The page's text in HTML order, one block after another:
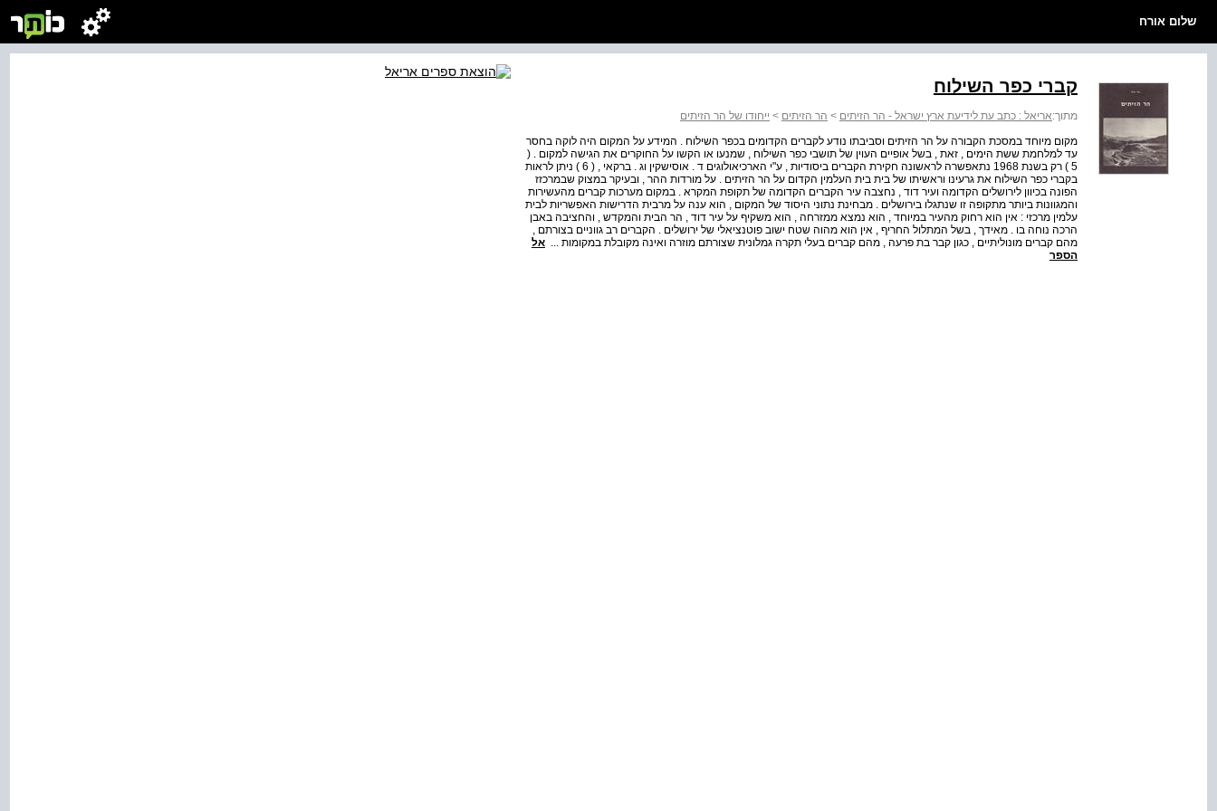
שלום אורח
קברי כפר השילוח
מתוך:אריאל : כתב עת לידיעת ארץ ישראל - הר הזיתים > הר הזיתים > ייחודו של הר הזיתים
מקום מיוחד במסכת הקבורה על הר הזיתים וסביבתו נודע לקברים הקדומים בכפר השילוח . המידע על המקום היה לוקה בחסר
עד למלחמת ששת הימים , זאת , בשל אופיים העוין של תושבי כפר השילוח , שמנעו או הקשו על החוקרים את הגישה למקום . (
5 ) רק בשנת 1968 נתאפשרה לראשונה חקירת הקברים ביסודיות , ע"י הארכיאולוגים ד . אוסישקין וג . ברקאי , ( 6 ) ניתן לראות
בקברי כפר השילוח את גרעינו וראשיתו של בית בית העלמין הקדום על הר הזיתים . על מורדות ההר , ובעיקר במצוק שבמרכזז
הפונה בכיוון לירושלים הקדומה ועיר דוד , נחצבה עיר הקברים הקדומה של תקופת המקרא . במקום מערכות קברים מהעשירות
והמגוונות ביותר מתקופה זו שנתגלו בירושלים . מבחינת נתוני היסוד של המקום , הוא ענה על מרבית הדרישות האפשריות לבית
עלמין מרכזי : אין הוא רחוק מהעיר במיוחד , הוא נמצא ממזרחה , הוא משקיף על עיר דוד , הר הבית והמקדש , והחציבה באבן
הרכה נוחה בו . מאידך , בשל המתלול החריף , אין הוא מהוה שטח ישוב פוטנציאלי של ירושלים . הקברים רב גווניים בצורתם ,
מהם קברים מונוליתיים , כגון קבר בת פרעה , מהם קברים בעלי תקרה גמלונית שצורתם מוזרה ואינה מקובלת במקומות ... אל
הספר